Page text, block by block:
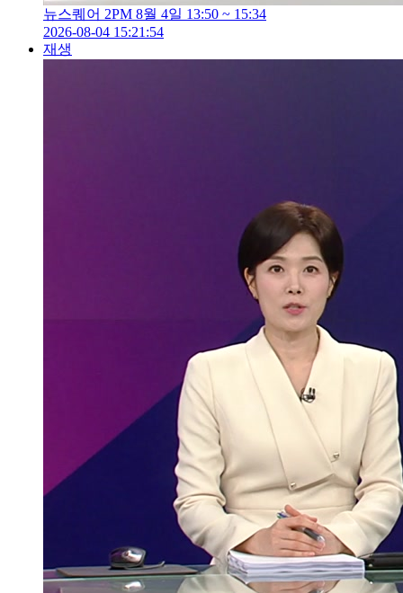
뉴스퀘어 2PM 8월 4일 13:50 ~ 15:34
2026-08-04 15:21:54
재생